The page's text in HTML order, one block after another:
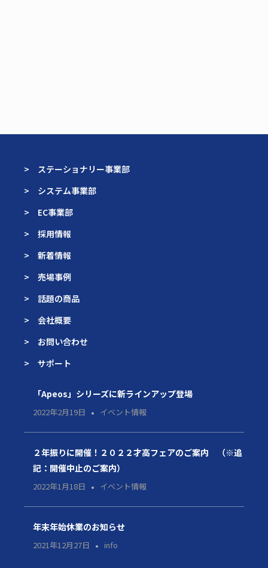
> ステーショナリー事業部
> システム事業部
> EC事業部
> 採用情報
> 新着情報
> 売場事例
> 話題の商品
> 会社概要
> お問い合わせ
> サポート
「Apeos」シリーズに新ラインアップ登場
2022年2月19日 イベント情報
２年振りに開催！２０２２才高フェアのご案内 （※追
記：開催中止のご案内）
2022年1月18日 イベント情報
年末年始休業のお知らせ
2021年12月27日 info